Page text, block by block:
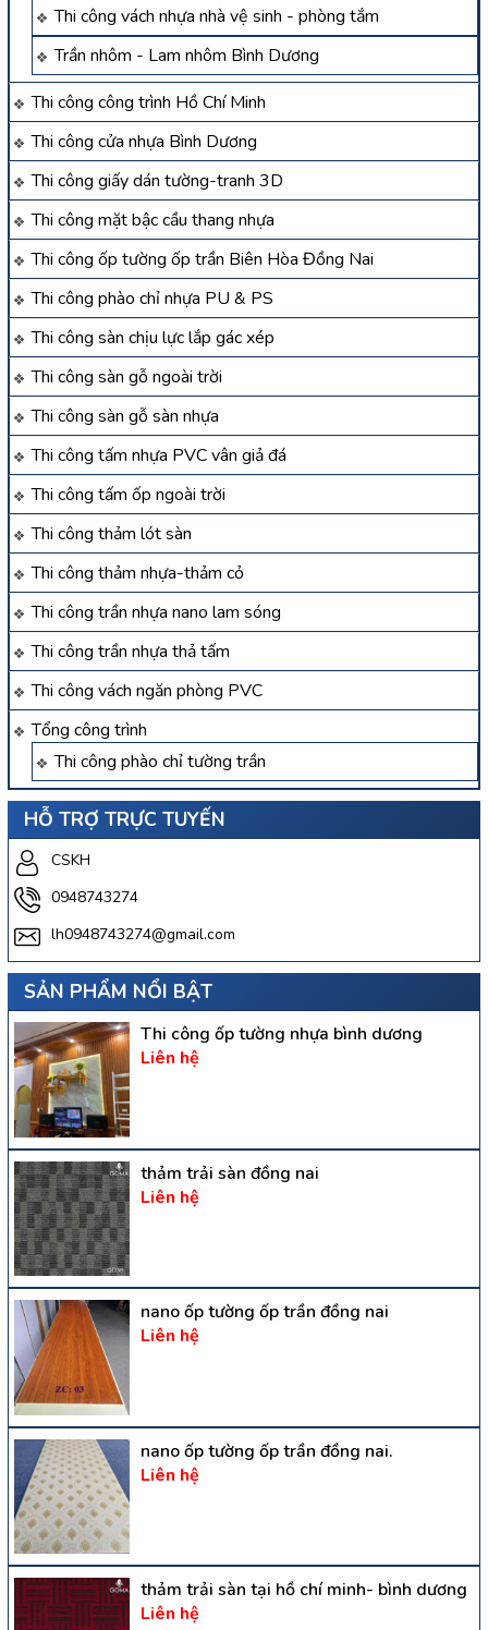
Thi công vách nhựa nhà vệ sinh - phòng tắm
Trần nhôm - Lam nhôm Bình Dương
Thi công công trình Hồ Chí Minh
Thi công cửa nhựa Bình Dương
Thi công giấy dán tường-tranh 3D
Thi công mặt bậc cầu thang nhựa
Thi công ốp tường ốp trần Biên Hòa Đồng Nai
Thi công phào chỉ nhựa PU & PS
Thi công sàn chịu lực lắp gác xép
Thi công sàn gỗ ngoài trời
Thi công sàn gỗ sàn nhựa
Thi công tấm nhựa PVC vân giả đá
Thi công tấm ốp ngoài trời
Thi công thảm lót sàn
Thi công thảm nhựa-thảm cỏ
Thi công trần nhựa nano lam sóng
Thi công trần nhựa thả tấm
Thi công vách ngăn phòng PVC
Tổng công trình
Thi công phào chỉ tường trần
HỖ TRỢ TRỰC TUYẾN
CSKH
0948743274
lh0948743274@gmail.com
SẢN PHẨM NỔI BẬT
Thi công ốp tường nhựa bình dương
Liên hệ
thảm trải sàn đồng nai
Liên hệ
nano ốp tường ốp trần đồng nai
Liên hệ
nano ốp tường ốp trần đồng nai.
Liên hệ
thảm trải sàn tại hồ chí minh- bình dương
Liên hệ